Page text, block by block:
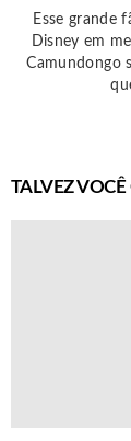
Esse grande
Disney em
Camundongo
TALVEZ VOCÊ